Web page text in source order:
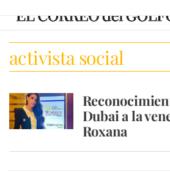
activista social
Dubai a la
Roxana